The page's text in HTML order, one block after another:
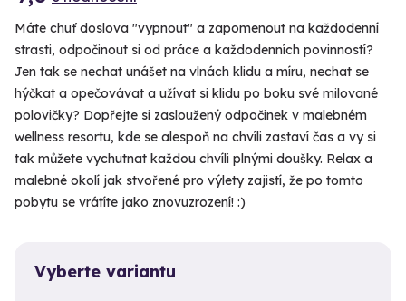
Máte chuť doslova "vypnout" a zapomenout na každodenní
strasti, odpočinout si od práce a každodenních povinností?
Jen tak se nechat unášet na vlnách klidu a míru, nechat se
hýčkat a opečovávat a užívat si klidu po boku své milované
polovičky? Dopřejte si zasloužený odpočinek v malebném
wellness resortu, kde se alespoň na chvíli zastaví čas a vy si
tak můžete vychutnat každou chvíli plnými doušky. Relax a
malebné okolí jak stvořené pro výlety zajistí, že po tomto
pobytu se vrátíte jako znovuzrození! :)
Vyberte variantu